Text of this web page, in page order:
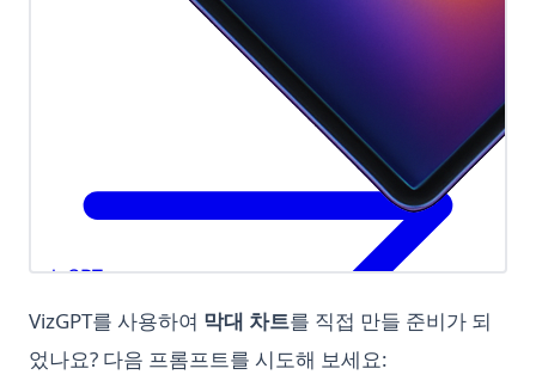
이것이 업무의 미래인가?마이크로소프트 코파일럿 365가 출시되
Microsoft Fabric가 파워 BI와 만나다: 데이터 분석의 힘을 끌어
Microsoft Fabric 및 PowerBI의 Copilot이란 무엇인가요? 간략
NijiJourney: 애니메이션 AI 아트를 위한 Midjourney 대안
Observable Plot의 힘 탐구: 데이터 시각화를 바꾸는 게임 체인
저
이 간단한 방법으로 한 번의 핫 인코딩이 쉬워졌습니다.
【리뷰】꼭 알아야 할 최고의 오픈소스 BI 도구
How To Fix ChatGPT Redirect Error
How to Easily Solve Unprocessable Entity Error in ChatGPT
How to Fix Chat GPT Access Denied Error Code 1020? The
How to Fix ChatGPT Cloudflare Loop: A Straight-Forward
How to Fix: 'There Was an Error Generating a Response' on
How to Implement Longer ChatGPT Memory with These
Tools
Troubleshooting: Matplotlib.pyplot Not Resolved From
Unlocking the Power of Matplotlib Stylesheets for
[Explained] Multiple Plots on the Same Figure in Matplotlib
[설명] Matplotlib에서 동시에 여러 플롯 만들기
matplotlib 수직선(vlines)의 6가지 일반 활용 예시와 코드 예제
매트플롯립에서의 히스토그램 10가지 유형 (복사할 수 있는 코드
attribute 'plot''
Pandas Rolling Window：Rolling, Expanding, EWM 완전 정
Pandas Sort Values: Complete Guide to Sorting DataFrames
Pandas Sort Values: Python에서 DataFrame 정렬 완전 가이드
Pandas String Operations: Vectorized Text Cleaning
Pandas Typing: Best Practices for Efficient and
선의 방법
Pandas Unstack: Clearly Explained
Python Collections Module: Counter, defaultdict, deque,
Python Counter: Count and Tally Elements with
Python Counter: collections.Counter로 요소 세기 및 집계하기
Python Dataclasses: @dataclass 데코레이터 완전 가이드
Python Dataclasses: A Complete Guide to @dataclass
Decorator
Python Datetime: Complete Guide to Dates and Times in
주피터 환경에서 Streamlit 앱을 실행할 수 있을까요? 알아봅시
포트 80에서 Streamlit 애플리케이션 실행 방법
VizGPT를 사용하여 막대 차트를 직접 만들 준비가 되
었나요? 다음 프롬프트를 시도해 보세요: